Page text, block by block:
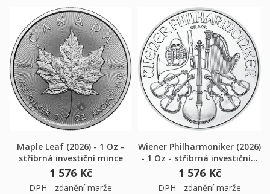
Maple Leaf (2026) - 1 Oz -
stříbrná investiční mince
1 576 Kč
DPH - zdanění marže
Wiener Philharmoniker (2026)
- 1 Oz - stříbrná investiční...
1 576 Kč
DPH - zdanění marže